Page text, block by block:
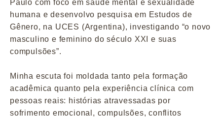
Paulo com foco em saúde mental e sexualidade
humana e desenvolvo pesquisa em Estudos de
Gênero, na UCES (Argentina), investigando “o novo
masculino e feminino do século XXI e suas
compulsões”.
Minha escuta foi moldada tanto pela formação
acadêmica quanto pela experiência clínica com
pessoas reais: histórias atravessadas por
sofrimento emocional, compulsões, conflitos